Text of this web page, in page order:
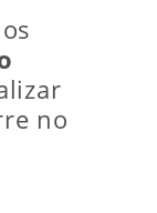
no